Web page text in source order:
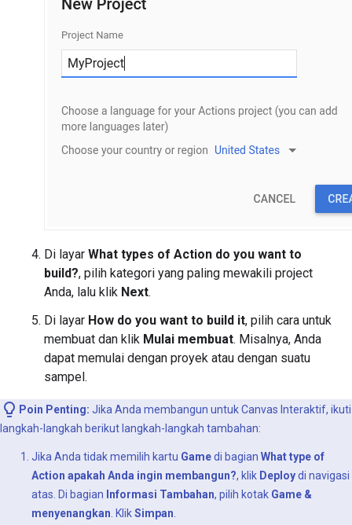
Di layar What types of Action do you want to
build?, pilih kategori yang paling mewakili project
Anda, lalu klik Next.
Di layar How do you want to build it, pilih cara untuk
membuat dan klik Mulai membuat. Misalnya, Anda
dapat memulai dengan proyek atau dengan suatu
sampel.
Poin Penting: Jika Anda membangun untuk Canvas Interaktif, ikuti
langkah-langkah berikut langkah-langkah tambahan:
Jika Anda tidak memilih kartu Gamedi bagian What type of
Action apakah Anda ingin membangun?, klik Deploydi navigasi
atas. Di bagian Informasi Tambahan, pilih kotak Game &
menyenangkan. KlikSimpan.